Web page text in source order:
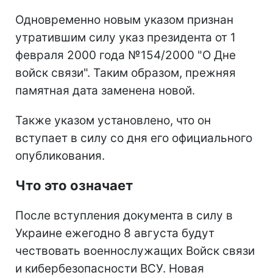
Одновременно новым указом признан
утратившим силу указ президента от 1
февраля 2000 года №154/2000 "О Дне
войск связи". Таким образом, прежняя
памятная дата заменена новой.
Также указом установлено, что он
вступает в силу со дня его официального
опубликования.
Что это означает
После вступления документа в силу в
Украине ежегодно 8 августа будут
чествовать военнослужащих Войск связи
и кибербезопасности ВСУ. Новая